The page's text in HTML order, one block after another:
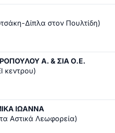
Δίπλα στον Πουλτίδη)
Α. & ΣΙΑ Ο.Ε.
κεντρου)
ΙΩΑΝΝΑ
Αστικά Λεωφορεία)